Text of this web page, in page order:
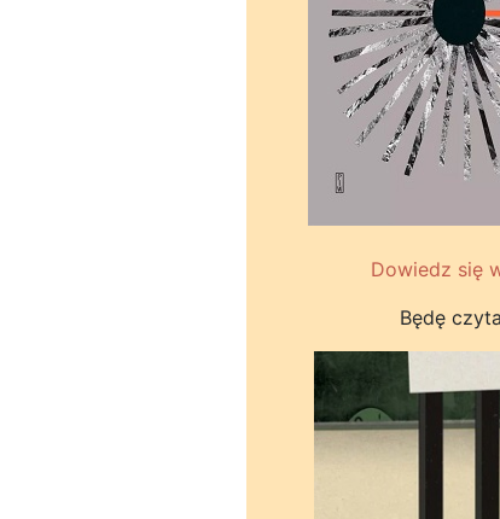
Dowiedz się
Będę